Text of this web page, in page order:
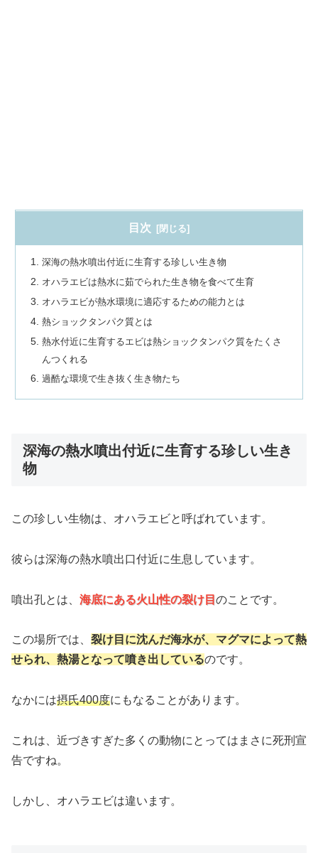
目次
深海の熱水噴出付近に生育する珍しい生き物
オハラエビは熱水に茹でられた生き物を食べて生育
オハラエビが熱水環境に適応するための能力とは
熱ショックタンパク質とは
熱水付近に生育するエビは熱ショックタンパク質をたくさ
んつくれる
過酷な環境で生き抜く生き物たち
深海の熱水噴出付近に生育する珍しい生き
物
この珍しい生物は、オハラエビと呼ばれています。
彼らは深海の熱水噴出口付近に生息しています。
噴出孔とは、 海底にある火山性の裂け目 のことです。
この場所では、 裂け目に沈んだ海水が、マグマによって熱
せられ、熱湯となって噴き出しているのです。
なかには摂氏400度にもなることがあります。
これは、近づきすぎた多くの動物にとってはまさに死刑宣
告ですね。
しかし、オハラエビは違います。